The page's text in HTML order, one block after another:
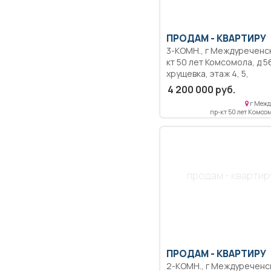
ПРОДАМ - КВАРТИРУ
3-КОМН., г Междуреченск, пр-
кт 50 лет Комсомола, д
хрущевка, этаж 4, 5,
состояние хорошее, 62 кв.м,
45 кв.м, пластиковые окна,
новая сантехника,
Квартира теплая,
раздельные, санузел
раздельный, соседи
место тихое, спокойное.
4 200 000 руб.
г
пр-кт 50 лет
продам -
ПРОДАМ - КВАРТИРУ
2-КОМН., г Междуреченск,